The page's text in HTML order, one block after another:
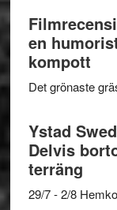
en
kompott
Det grönaste
Ystad
Delvis
terräng
29/7 - 2/8